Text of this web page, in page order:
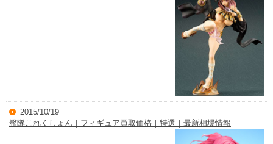
2015/10/19
艦隊これくしょん｜フィギュア買取価格｜特選｜最新相場情報